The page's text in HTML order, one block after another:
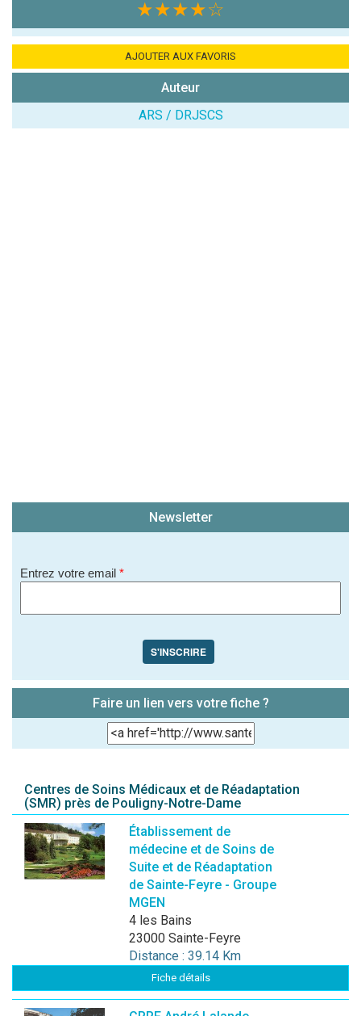
★★★★☆
AJOUTER AUX FAVORIS
Auteur
ARS / DRJSCS
Newsletter
Entrez votre email *
S'INSCRIRE
Faire un lien vers votre fiche ?
Centres de Soins Médicaux et de Réadaptation
(SMR) près de Pouligny-Notre-Dame
Établissement de
médecine et de Soins de
Suite et de Réadaptation
de Sainte-Feyre - Groupe
MGEN
4 les Bains
23000 Sainte-Feyre
Distance : 39.14 Km
Fiche détails